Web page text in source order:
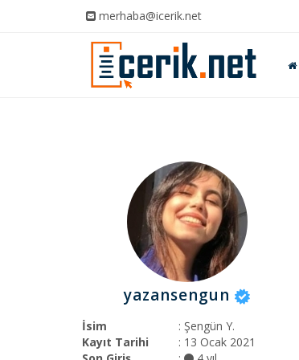
merhaba@icerik.net
yazansengun
İsim
: Şengün Y.
Kayıt Tarihi
: 13 Ocak 2021